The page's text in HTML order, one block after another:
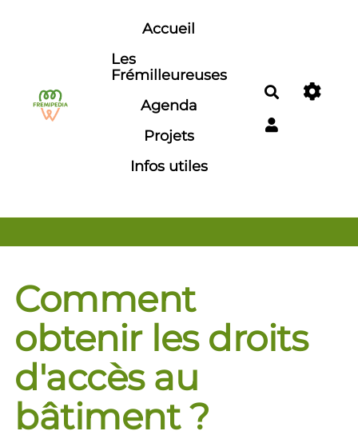
Aller au contenu principal
Accueil
Les
Frémilleureuses
Agenda
Projets
Infos utiles
Rechercher
Comment
obtenir les droits
d'accès au
bâtiment ?